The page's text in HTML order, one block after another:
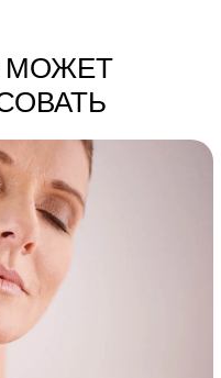
МОЖЕТ